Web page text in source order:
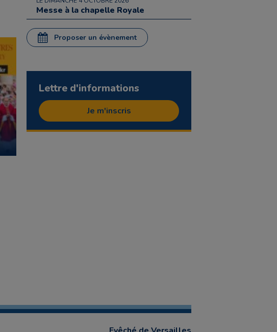
Messe à la chapelle Royale
Proposer un évènement
Lettre d'informations
Je m'inscris